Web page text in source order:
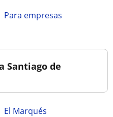
para empresas
Santiago de
El Marqués